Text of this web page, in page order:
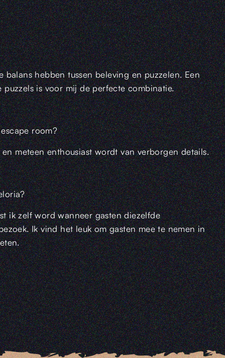
hebben tussen beleving en puzzelen. Een
puzzels is voor mij de perfecte combinatie.
room?
meteen enthousiast wordt van verborgen details.
ik zelf word wanneer gasten diezelfde
Ik vind het leuk om gasten mee te nemen in